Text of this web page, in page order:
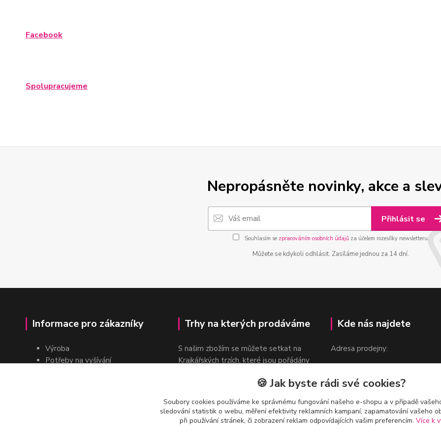
Facebook
Spolupracujeme
Nepropásněte novinky, akce a
Přihlásit se
Souhlasím se zpracováním osobních údajůza účelem rozesílky newsletteru.
Můžete se kdykoli odhlásit. Zasíláme jednou za 14 dní.
Informace pro zákazníky
Výroba
Potřeby na vyšívání
Trhy na kterých prodáváme
S našim zbožím se můžete setkat na
Krajkářských trzích, které jsou pořádány
Kde nás najdete
Adresa prodejny:
v blízkosti stanice Metra B -
Českomoravská
🍪 Jak byste rádi své cookies?
Soubory cookies používáme ke správnému fungování našeho e-shopu a v případě
sledování statistik o webu, měření efektivity reklamních kampaní, zapamatování vašeho
při používání stránek, či zobrazení reklam odpovídajících vašim preferencím. Více k